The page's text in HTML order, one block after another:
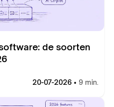
de soorten
20-07-2026 • 9 min.